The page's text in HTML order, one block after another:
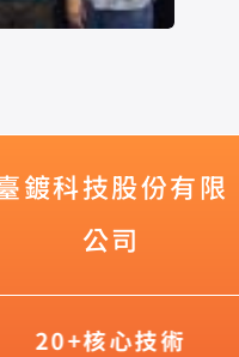
鍍科技股份有限
公司
20+核心技術